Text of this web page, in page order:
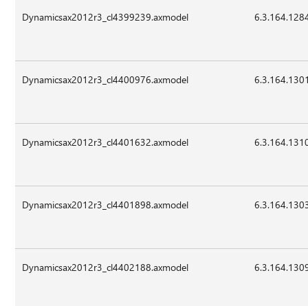
Dynamicsax2012r3_cl4399239.axmodel
Dynamicsax2012r3_cl4400976.axmodel
Dynamicsax2012r3_cl4401632.axmodel
Dynamicsax2012r3_cl4401898.axmodel
Dynamicsax2012r3_cl4402188.axmodel